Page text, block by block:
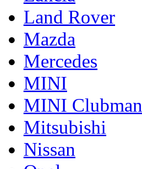
Land Rover
Mazda
Mercedes
MINI
MINI Clubman
Mitsubishi
Nissan